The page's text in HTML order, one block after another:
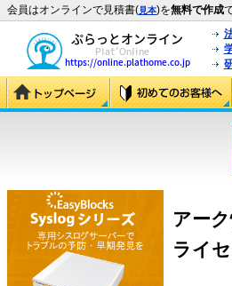
会員はオンラインで見積書(見本)を無料で作成
アー
ライ